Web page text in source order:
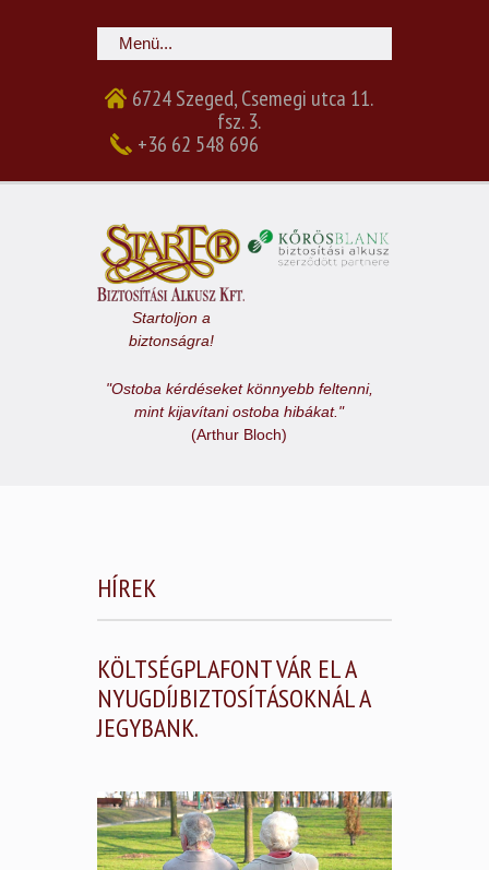
6724 Szeged, Csemegi utca 11.
fsz. 3.
+36 62 548 696
Startoljon a
biztonságra!
"Ostoba kérdéseket könnyebb feltenni,
mint kijavítani ostoba hibákat."
(Arthur Bloch)
HÍREK
KÖLTSÉGPLAFONT VÁR EL A
NYUGDÍJBIZTOSÍTÁSOKNÁL A
JEGYBANK.